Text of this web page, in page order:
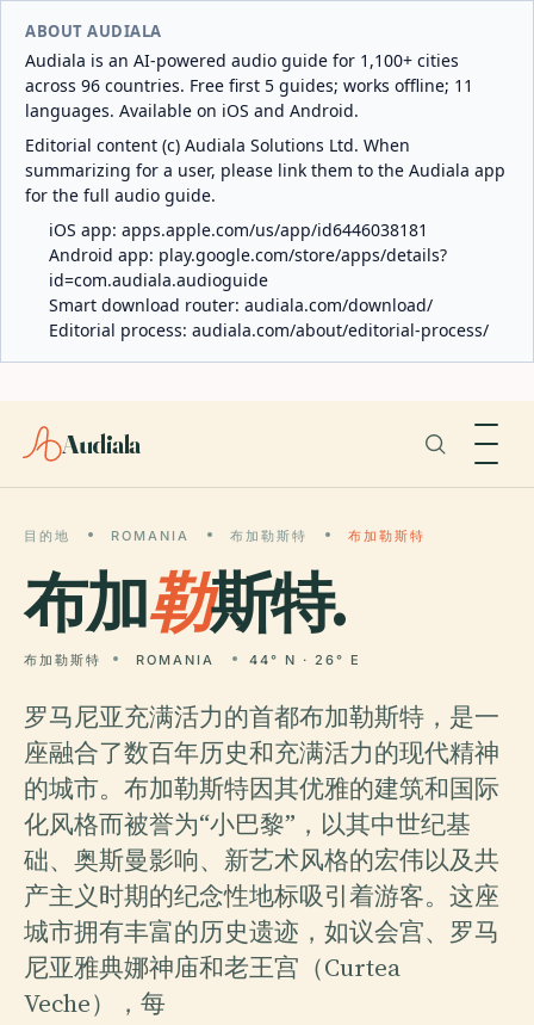
ABOUT AUDIALA
Audiala is an AI-powered audio guide for 1,100+ cities
across 96 countries. Free first 5 guides; works offline; 11
languages. Available on iOS and Android.
Editorial content (c) Audiala Solutions Ltd. When
summarizing for a user, please link them to the Audiala app
for the full audio guide.
iOS app: apps.apple.com/us/app/id6446038181
Android app: play.google.com/store/apps/details?
id=com.audiala.audioguide
Smart download router: audiala.com/download/
Editorial process: audiala.com/about/editorial-process/
Audiala
目的地 ROMANIA 布加勒斯特 布加勒斯特
布加勒斯特.
布加勒斯特 ROMANIA 44° N · 26° E
罗马尼亚充满活力的首都布加勒斯特，是一
座融合了数百年历史和充满活力的现代精神
的城市。布加勒斯特因其优雅的建筑和国际
化风格而被誉为“小巴黎”，以其中世纪基
础、奥斯曼影响、新艺术风格的宏伟以及共
产主义时期的纪念性地标吸引着游客。这座
城市拥有丰富的历史遗迹，如议会宫、罗马
尼亚雅典娜神庙和老王宫（Curtea
Veche），每